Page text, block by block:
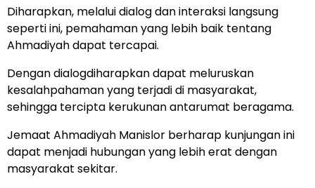
Diharapkan, melalui dialog dan interaksi langsung
seperti ini, pemahaman yang lebih baik tentang
Ahmadiyah dapat tercapai.
Dengan dialogdiharapkan dapat meluruskan
kesalahpahaman yang terjadi di masyarakat,
sehingga tercipta kerukunan antarumat beragama.
Jemaat Ahmadiyah Manislor berharap kunjungan ini
dapat menjadi hubungan yang lebih erat dengan
masyarakat sekitar.